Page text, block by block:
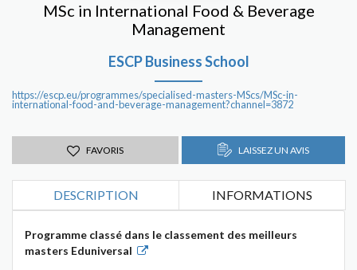
MSc in International Food & Beverage
Management
ESCP Business School
https://escp.eu/programmes/specialised-masters-MScs/MSc-in-
international-food-and-beverage-management?channel=3872
FAVORIS LAISSEZ UN AVIS
DESCRIPTION INFORMATIONS
Programme classé dans le classement des meilleurs
masters Eduniversal